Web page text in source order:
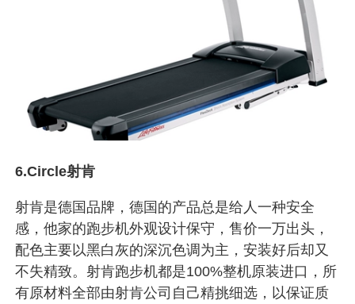
6.Circle射肯
射肯是德国品牌，德国的产品总是给人一种安全
感，他家的跑步机外观设计保守，售价一万出头，
配色主要以黑白灰的深沉色调为主，安装好后却又
不失精致。射肯跑步机都是100%整机原装进口，所
有原材料全部由射肯公司自己精挑细选，以保证质